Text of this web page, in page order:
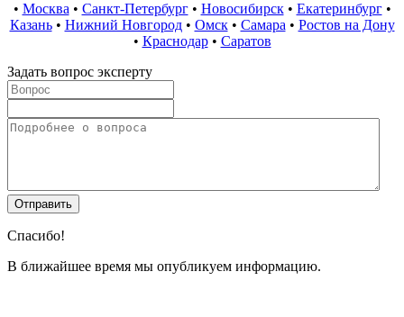
• Москва • Санкт-Петербург• Новосибирск• Екатеринбург•
Казань• Нижний Новгород• Омск• Самара • Ростов на Дону
• Краснодар• Саратов
Задать вопрос эксперту
Спасибо!
В ближайшее время мы опубликуем информацию.